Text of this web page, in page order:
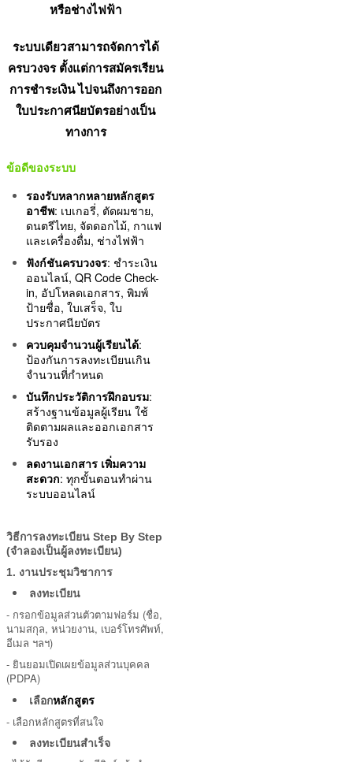
หรือช่างไฟฟ้า
ระบบเดียวสามารถจัดการได้
ครบวงจร ตั้งแต่การสมัครเรียน
การชำระเงิน ไปจนถึงการออก
ใบประกาศนียบัตรอย่างเป็น
ทางการ
ข้อดีของระบบ
รองรับหลากหลายหลักสูตร
อาชีพ: เบเกอรี่, ตัดผมชาย,
ดนตรีไทย, จัดดอกไม้, กาแฟ
และเครื่องดื่ม, ช่างไฟฟ้า
ฟังก์ชันครบวงจร: ชำระเงิน
ออนไลน์, QR Code Check-
in, อัปโหลดเอกสาร, พิมพ์
ป้ายชื่อ, ใบเสร็จ, ใบ
ประกาศนียบัตร
ควบคุมจำนวนผู้เรียนได้:
ป้องกันการลงทะเบียนเกิน
จำนวนที่กำหนด
บันทึกประวัติการฝึกอบรม:
สร้างฐานข้อมูลผู้เรียน ใช้
ติดตามผลและออกเอกสาร
รับรอง
ลดงานเอกสาร เพิ่มความ
สะดวก: ทุกขั้นตอนทำผ่าน
ระบบออนไลน์
วิธีการลงทะเบียน Step ByStep
(จำลองเป็นผู้ลงทะเบียน)
1. งานประชุมวิชาการ
ลงทะเบียน
- กรอกข้อมูลส่วนตัวตามฟอร์ม (ชื่อ,
นามสกุล, หน่วยงาน, เบอร์โทรศัพท์,
อีเมล ฯลฯ)
- ยินยอมเปิดเผยข้อมูลส่วนบุคคล
(PDPA)
เลือกหลักสูตร
- เลือกหลักสูตรที่สนใจ
ลงทะเบียนสำเร็จ